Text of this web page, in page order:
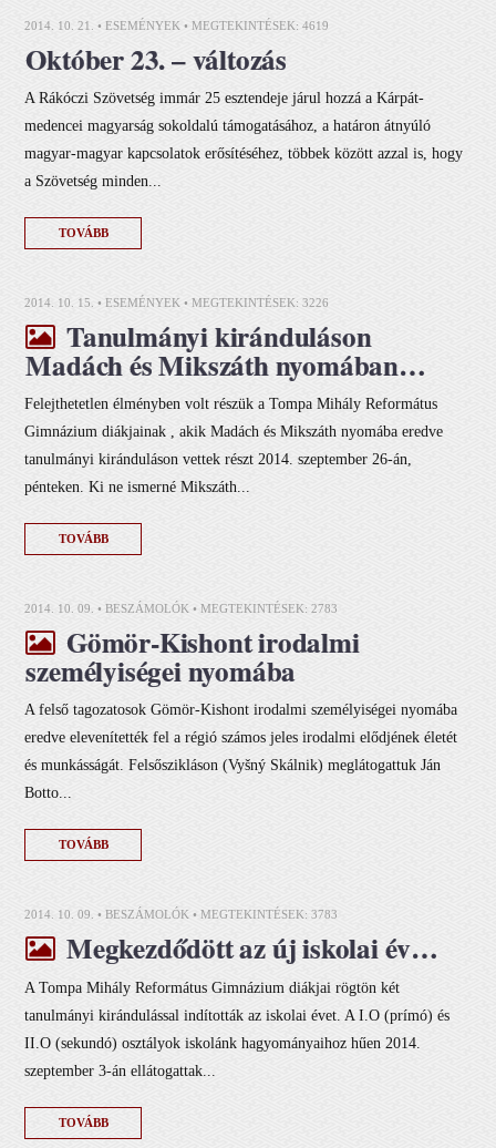
2014. 10. 21. •ESEMÉNYEK • MEGTEKINTÉSEK: 4619
Október 23. – változás
A Rákóczi Szövetség immár 25 esztendeje járul hozzá a Kárpát-
medencei magyarság sokoldalú támogatásához, a határon átnyúló
magyar-magyar kapcsolatok erősítéséhez, többek között azzal is, hogy
a Szövetség minden...
TOVÁBB
2014. 10. 15. •ESEMÉNYEK • MEGTEKINTÉSEK: 3226
Tanulmányi kiránduláson
Madách és Mikszáth nyomában…
Felejthetetlen élményben volt részük a Tompa Mihály Református
Gimnázium diákjainak , akik Madách és Mikszáth nyomába eredve
tanulmányi kiránduláson vettek részt 2014. szeptember 26-án,
pénteken. Ki ne ismerné Mikszáth...
TOVÁBB
2014. 10. 09. •BESZÁMOLÓK • MEGTEKINTÉSEK: 2783
Gömör-Kishont irodalmi
személyiségei nyomába
A felső tagozatosok Gömör-Kishont irodalmi személyiségei nyomába
eredve elevenítették fel a régió számos jeles irodalmi elődjének életét
és munkásságát. Felsőszikláson (Vyšný Skálnik) meglátogattuk Ján
Botto...
TOVÁBB
2014. 10. 09. •BESZÁMOLÓK • MEGTEKINTÉSEK: 3783
Megkezdődött az új iskolai év…
A Tompa Mihály Református Gimnázium diákjai rögtön két
tanulmányi kirándulással indították az iskolai évet. A I.O (prímó) és
II.O (sekundó) osztályok iskolánk hagyományaihoz hűen 2014.
szeptember 3-án ellátogattak...
TOVÁBB